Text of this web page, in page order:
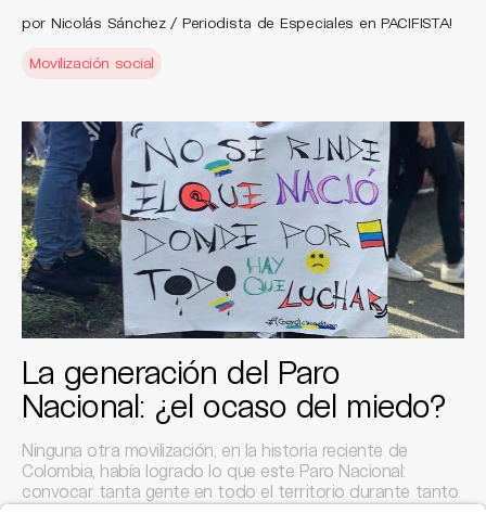
por Nicolás Sánchez / Periodista de Especiales en PACIFISTA!
Movilización social
La generación del Paro
Nacional: ¿el ocaso del miedo?
Ninguna otra movilización, en la historia reciente de
Colombia, había logrado lo que este Paro Nacional:
convocar tanta gente en todo el territorio durante tanto
tiempo. Mucho de eso parece tener que ver con la